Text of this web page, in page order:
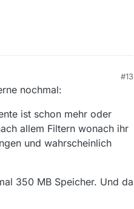
#13
nochmal:
ist schon mehr oder
allem Filtern wonach ihr
und wahrscheinlich
350 MB Speicher. Und da